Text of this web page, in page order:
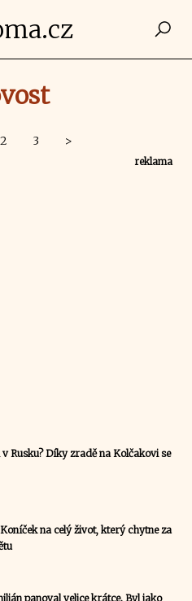
2 3 >
reklama
Rusku? Díky zradě na Kolčakovi se
na celý život, který chytne za
panoval velice krátce. Byl jako